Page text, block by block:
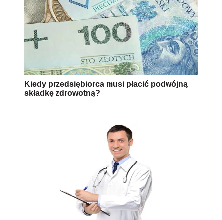
Kiedy przedsiębiorca musi płacić podwójną
składkę zdrowotną?